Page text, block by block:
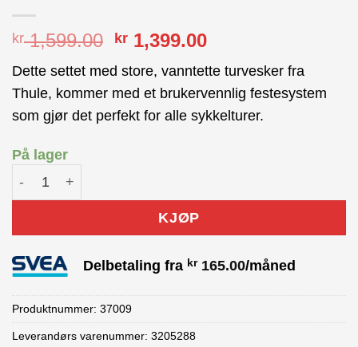
kr1,599.00 Opprinnelig
var:
kr 1,599.00.
kr 1,399.00Nåværende
er:
kr 1,399.00.
Dette settet med store, vanntette turvesker fra
Thule, kommer med et brukervennlig festesystem
som gjør det perfekt for alle sykkelturer.
På lager
Thule Shield Sykkelveske 2x25L Svart antall
KJØP
Delbetaling fra kr165.00/måned
Produktnummer: 37009
Leverandørs varenummer: 3205288